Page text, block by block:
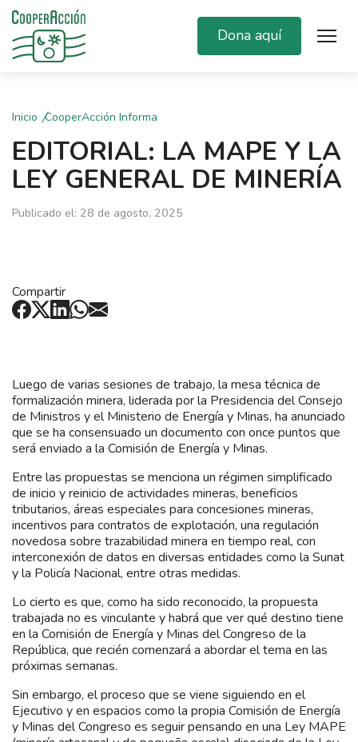
Dona aquí
Inicio CooperAcción Informa
EDITORIAL: LA MAPE Y LA
LEY GENERAL DE MINERÍA
Publicado el: 28 de agosto, 2025
Compartir
Luego de varias sesiones de trabajo, la mesa técnica de
formalización minera, liderada por la Presidencia del Consejo
de Ministros y el Ministerio de Energía y Minas, ha anunciado
que se ha consensuado un documento con once puntos que
será enviado a la Comisión de Energía y Minas.
Entre las propuestas se menciona un régimen simplificado
de inicio y reinicio de actividades mineras, beneficios
tributarios, áreas especiales para concesiones mineras,
incentivos para contratos de explotación, una regulación
novedosa sobre trazabilidad minera en tiempo real, con
interconexión de datos en diversas entidades como la Sunat
y la Policía Nacional, entre otras medidas.
Lo cierto es que, como ha sido reconocido, la propuesta
trabajada no es vinculante y habrá que ver qué destino tiene
en la Comisión de Energía y Minas del Congreso de la
República, que recién comenzará a abordar el tema en las
próximas semanas.
Sin embargo, el proceso que se viene siguiendo en el
Ejecutivo y en espacios como la propia Comisión de Energía
y Minas del Congreso es seguir pensando en una Ley MAPE